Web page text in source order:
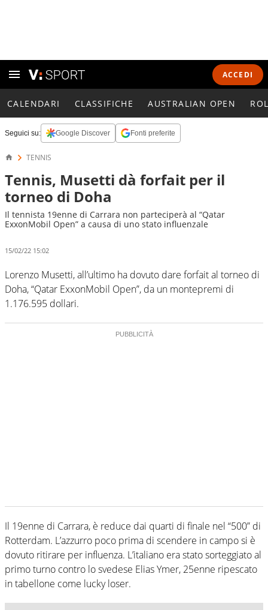
ACCEDI
CALENDARI CLASSIFICHE AUSTRALIAN OPEN
Seguici su: Google Discover Fonti preferite
TENNIS
Tennis, Musetti dà forfait per il
torneo di Doha
Il tennista 19enne di Carrara non parteciperà al “Qatar
ExxonMobil Open” a causa di uno stato influenzale
15/02/22 15:02
Lorenzo Musetti, all’ultimo ha dovuto dare forfait al torneo di
Doha, “Qatar ExxonMobil Open”, da un montepremi di
1.176.595 dollari.
Il 19enne di Carrara, è reduce dai quarti di finale nel “500” di
Rotterdam. L’azzurro poco prima di scendere in campo si è
dovuto ritirare per influenza. L’italiano era stato sorteggiato al
primo turno contro lo svedese Elias Ymer, 25enne ripescato
in tabellone come lucky loser.